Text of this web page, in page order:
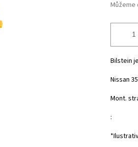
Můžeme
Bilstein
Nissan
Mont.
: